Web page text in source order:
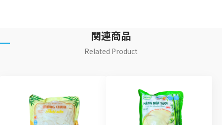
関連商品
Related Product